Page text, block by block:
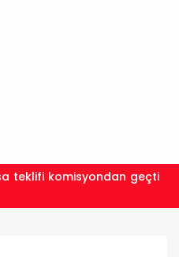
teklifi komisyondan geçti